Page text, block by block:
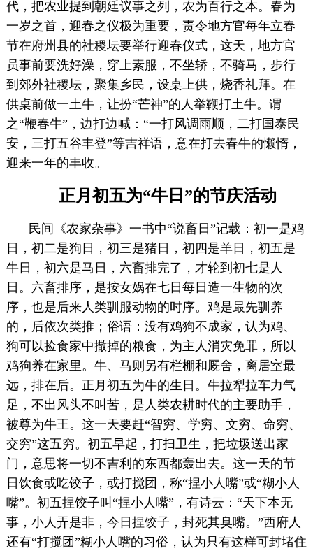
代，把农业提到朝廷议事之列，农为百行之本。春为
一岁之首，迎春之仪极为重要，责令地方官每年立春
节在府州县的社稷坛要举行迎春仪式，这天，地方官
员事前要洗好澡，穿上素服，不坐轿，不骑马，步行
到郊外社稷坛，聚集乡民，设桌上供，烧香礼拜。在
供桌前做一土牛，让扮“芒神”的人举鞭打土牛。谓
之“鞭春牛”，边打边喊：“一打风调雨顺，二打国泰民
安，三打五谷丰登”等吉祥语，意在打去春牛的懒惰，
迎来一年的丰收。
正月初五为“牛日”的节庆活动
民间《农家杂事》一书中“说畜日”记载：初一是鸡
日，初二是狗日，初三是猪日，初四是羊日，初五是
牛日，初六是马日，六畜排完了，才轮到初七是人
日。六畜排序，是按女娲在七日每日造一生物的次
序，也是后来人类驯服动物的时序。鸡是最先驯养
的，后依次类推；俗语：没有鸡狗不成家，认为鸡、
狗可以捡食家中撒掉的粮食，为主人消灾免罪，所以
鸡狗养在家里。牛、马则另有栏棚和厩舍，离居室最
远，排在后。正月初五为牛的生日。牛拉犁拉车力气
足，不出风头不叫苦，是人类农耕时代的主要助手，
被尊为牛王。这一天要赶“智穷、学穷、文穷、命穷、
交穷”这五穷。初五早起，打扫卫生，把垃圾送出家
门，意思将一切不吉利的东西都轰出去。这一天的节
日饮食或吃饺子，或打搅团，称“捏小人嘴”或“糊小人
嘴”。初五捏饺子叫“捏小人嘴”，有诗云：“天下本无
事，小人弄是非，今日捏饺子，封死其臭嘴。”西府人
还有“打搅团”糊小人嘴的习俗，认为只有这样可封堵住